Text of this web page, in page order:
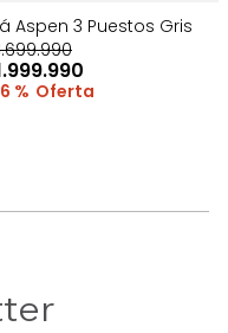
Aspen 3 Puestos Gris
.699.990
.999.990
%